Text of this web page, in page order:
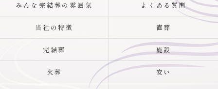
みんな完結葬の雰囲気 よくある質問
当社の特徴 直葬
完結葬 施設
火葬 安い